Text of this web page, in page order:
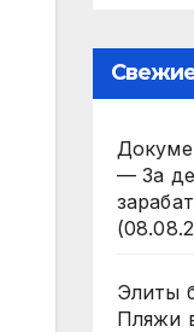
— За
Элиты
Пляжи